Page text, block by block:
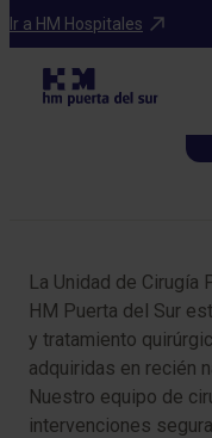
Ir a HM Hospitales
Especialidades
La Unidad de
HM Puerta del Sur
y tratamiento
adquiridas en recién
Nuestro equipo de
intervenciones